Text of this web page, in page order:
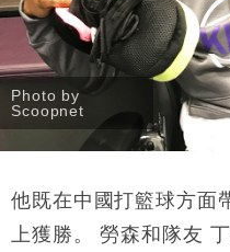
Photo by
Scoopnet
他既在中國打籃球方面
上獲勝。勞森和隊友